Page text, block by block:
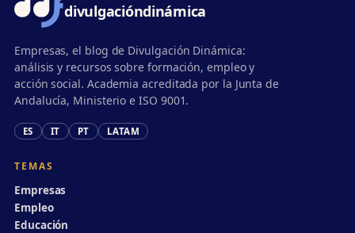
divulgacióndinámica
Empresas, el blog de Divulgación Dinámica:
análisis y recursos sobre formación, empleo y
acción social. Academia acreditada por la Junta de
Andalucía, Ministerio e ISO 9001.
ES IT PT LATAM
TEMAS
Empresas
Empleo
Educación